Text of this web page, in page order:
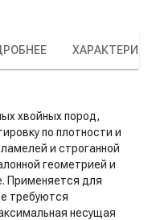
хвойных пород,
по плотности и
и строганной
геометрией и
Применяется для
требуются
несущая